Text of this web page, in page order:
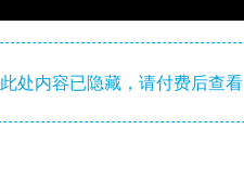
此处内容已隐藏，请付费后查看